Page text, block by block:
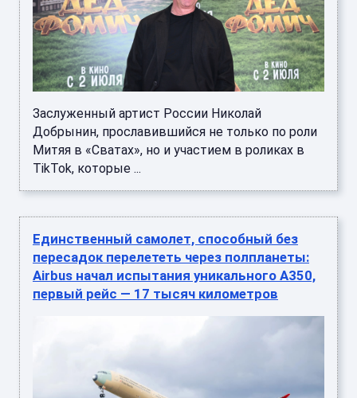
Заслуженный артист России Николай
Добрынин, прославившийся не только по роли
Митяя в «Сватах», но и участием в роликах в
TikTok, которые ...
Единственный самолет, способный без
пересадок перелететь через полпланеты:
Airbus начал испытания уникального A350,
первый рейс — 17 тысяч километров